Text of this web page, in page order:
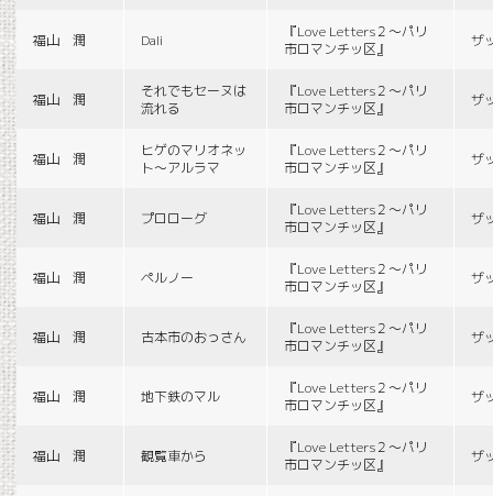
福山 潤 Dali
『Love Letters２〜パリ
市ロマンチッ区』
ザ
福山 潤
それでもセーヌは
流れる
『Love Letters２〜パリ
市ロマンチッ区』
ザ
福山 潤
ヒゲのマリオネッ
ト〜アルラマ
『Love Letters２〜パリ
市ロマンチッ区』
ザ
福山 潤 プロローグ
『Love Letters２〜パリ
市ロマンチッ区』
ザ
福山 潤 ペルノー
『Love Letters２〜パリ
市ロマンチッ区』
ザ
福山 潤 古本市のおっさん
『Love Letters２〜パリ
市ロマンチッ区』
ザ
福山 潤 地下鉄のマル
『Love Letters２〜パリ
市ロマンチッ区』
ザ
福山 潤 観覧車から
『Love Letters２〜パリ
市ロマンチッ区』
ザ